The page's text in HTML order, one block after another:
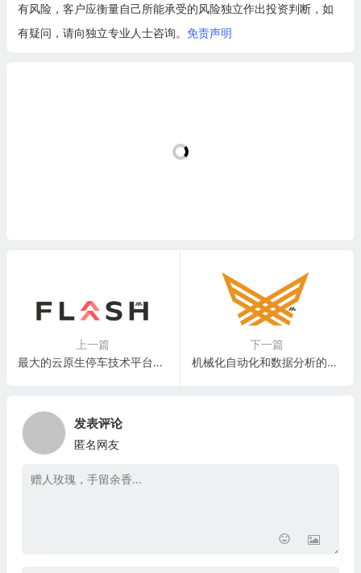
有风险，客户应衡量自己所能承受的风险独立作出投资判断，如
有疑问，请向独立专业人士咨询。 免责声明
上一篇
最大的云原生停车技术平台独角兽：Flash Parking, Inc.
下一篇
机械化自动化和数据分析的平台提供商：Monarch Tractor
发表评论
匿名网友